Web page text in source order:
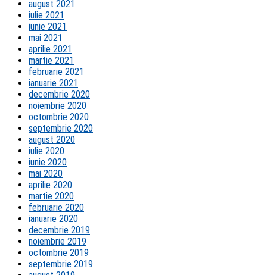
august 2021
iulie 2021
iunie 2021
mai 2021
aprilie 2021
martie 2021
februarie 2021
ianuarie 2021
decembrie 2020
noiembrie 2020
octombrie 2020
septembrie 2020
august 2020
iulie 2020
iunie 2020
mai 2020
aprilie 2020
martie 2020
februarie 2020
ianuarie 2020
decembrie 2019
noiembrie 2019
octombrie 2019
septembrie 2019